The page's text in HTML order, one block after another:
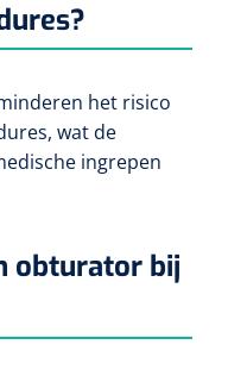
het risico
wat de
ingrepen
obturator bij